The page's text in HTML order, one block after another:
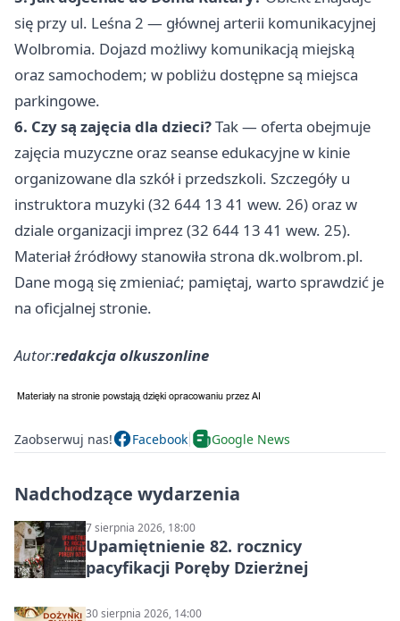
się przy ul. Leśna 2 — głównej arterii komunikacyjnej
Wolbromia. Dojazd możliwy komunikacją miejską
oraz samochodem; w pobliżu dostępne są miejsca
parkingowe.
6. Czy są zajęcia dla dzieci?Tak — oferta obejmuje
zajęcia muzyczne oraz seanse edukacyjne w kinie
organizowane dla szkół i przedszkoli. Szczegóły u
instruktora muzyki (32 644 13 41 wew. 26) oraz w
dziale organizacji imprez (32 644 13 41 wew. 25).
Materiał źródłowy stanowiła strona dk.wolbrom.pl.
Dane mogą się zmieniać; pamiętaj, warto sprawdzić je
na oficjalnej stronie.
Autor:redakcja olkuszonline
Zaobserwuj nas! Facebook Google News
Nadchodzące wydarzenia
7 sierpnia 2026, 18:00
Upamiętnienie 82. rocznicy
pacyfikacji Poręby Dzierżnej
30 sierpnia 2026, 14:00